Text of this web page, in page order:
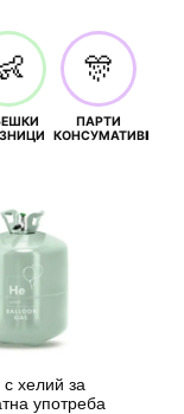
🎊
ПАРТИ
КОНСУМАТИВИ
с хелий за
употреба